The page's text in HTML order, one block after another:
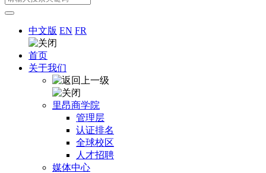
中文版 EN FR
首页
关于我们
里昂商学院
管理层
认证排名
全球校区
人才招聘
媒体中心